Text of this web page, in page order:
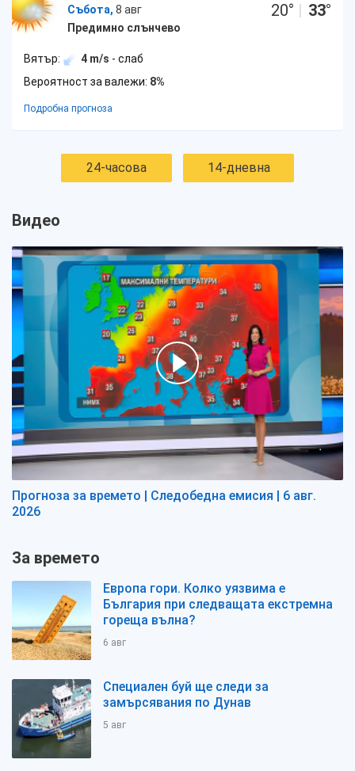
Събота, 8 авг
Предимно слънчево
20° | 33°
Вятър: 4 m/s - слаб
Вероятност за валежи: 8%
Подробна прогноза
24-часова 14-дневна
Видео
Прогноза за времето | Следобедна емисия | 6 авг.
2026
За времето
Европа гори. Колко уязвима е
България при следващата екстремна
гореща вълна?
6 авг
Специален буй ще следи за
замърсявания по Дунав
5 авг